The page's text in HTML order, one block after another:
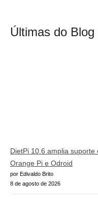
Últimas do Blog
DietPi 10.6 amplia
Orange Pi e Odroid
por Edivaldo Brito
8 de agosto de 2026